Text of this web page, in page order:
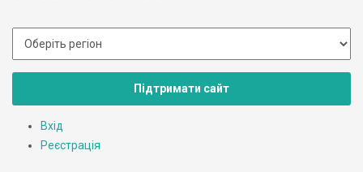
Підтримати сайт
Вхід
Реєстрація